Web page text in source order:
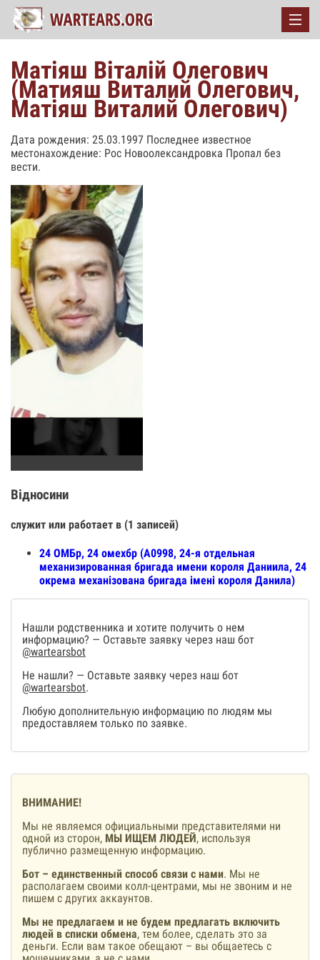
Матіяш Віталій Олегович
(Матияш Виталий Олегович,
Матіяш Виталий Олегович)
Дата рождения: 25.03.1997 Последнее известное
местонахождение: Рос Новоолександровка Пропал без
вести.
Відносини
служит или работает в (1 записей)
24 ОМБр, 24 омехбр (А0998, 24-я отдельная
механизированная бригада имени короля Даниила, 24
окрема механізована бригада імені короля Данила)
Нашли родственника и хотите получить о нем
информацию? — Оставьте заявку через наш бот
@wartearsbot
Не нашли? — Оставьте заявку через наш бот
@wartearsbot.
Любую дополнительную информацию по людям мы
предоставляем только по заявке.
ВНИМАНИЕ!
Мы не являемся официальными представителями ни
одной из сторон, МЫ ИЩЕМ ЛЮДЕЙ, используя
публично размещенную информацию.
Бот – единственный способ связи с нами. Мы не
располагаем своими колл-центрами, мы не звоним и не
пишем с других аккаунтов.
Мы не предлагаем и не будем предлагать включить
людей в списки обмена, тем более, сделать это за
деньги. Если вам такое обещают – вы общаетесь с